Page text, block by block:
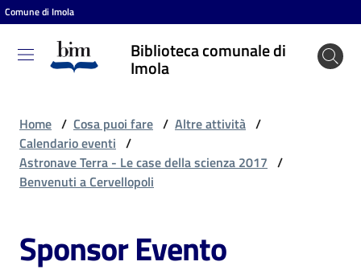
Vai al contenuto
Vai alla navigazione
Vai al footer
Comune di Imola
Biblioteca comunale di
Imola
Biblioteca
comunale
Entra
Cosa
puoi
Home / Cosa puoi fare / Altre attività /
Calendario eventi /
Astronave Terra - Le case della scienza 2017 /
Benvenuti a Cervellopoli
Sponsor Evento